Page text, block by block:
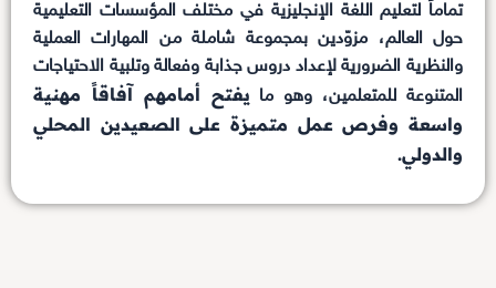
تماماً لتعليم اللغة الإنجليزية في مختلف المؤسسات التعليمية
حول العالم، مزوّدين بمجموعة شاملة من المهارات العملية
والنظرية الضرورية لإعداد دروس جذابة وفعالة وتلبية الاحتياجات
المتنوعة للمتعلمين، وهو ما يفتح أمامهم آفاقاً مهنية
واسعة وفرص عمل متميزة على الصعيدين المحلي
والدولي.